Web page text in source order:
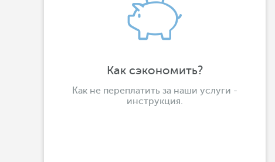
Как сэкономить?
Как не переплатить за наши услуги -
инструкция.